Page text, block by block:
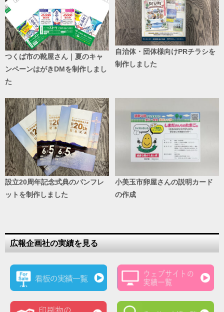
つくば市の靴屋さん｜夏のキャ
ンペーンはがきDMを制作しまし
た
自治体・団体様向けPRチラシを
制作しました
設立20周年記念式典のパンフレ
ットを制作しました
小美玉市卵屋さんの説明カード
の作成
広報企画社の実績を見る